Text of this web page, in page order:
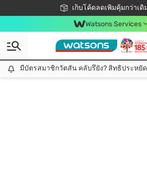
เก็บโค้ดลดเพิ่มคุ้มกว่าเดิ
ชอปออนไลน์ครั้งแรก ลดเพิ่มจุก
📦ส่งฟรี! เมื่อชอป
สมาชิกวัตสัน คลับดียัง
Watsons Services
มีบัตรสมาชิกวัตสัน คลับรึยัง? สิทธิประหยัดสุดว้าวรอคุณอยู่ ชอปคุ้มกว่าเดิม คลิก!
มีบัตรสมาชิกวัตสัน คลับรึยัง? สิทธิประหยั